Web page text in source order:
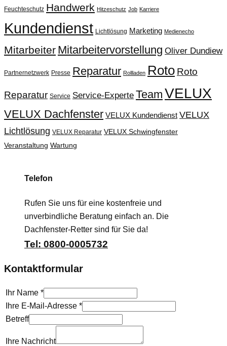
Feuchteschutz Handwerk Hitzeschutz Job Karriere
Kundendienst Lichtlösung Marketing Medienecho
Mitarbeiter Mitarbeitervorstellung Oliver Dundiew
Partnernetzwerk Presse Reparatur Rollladen Roto Roto
Reparatur Service Service-Experte Team VELUX
VELUX Dachfenster VELUX Kundendienst VELUX
Lichtlösung VELUX Reparatur VELUX Schwingfenster
Veranstaltung Wartung
Telefon
Rufen Sie uns für eine kostenfreie und
unverbindliche Beratung einfach an. Die
Dachfenster-Retter sind für Sie da!
Tel: 0800-0005732
Kontaktformular
Ihr Name *
Ihre E-Mail-Adresse *
Betreff
Ihre Nachricht